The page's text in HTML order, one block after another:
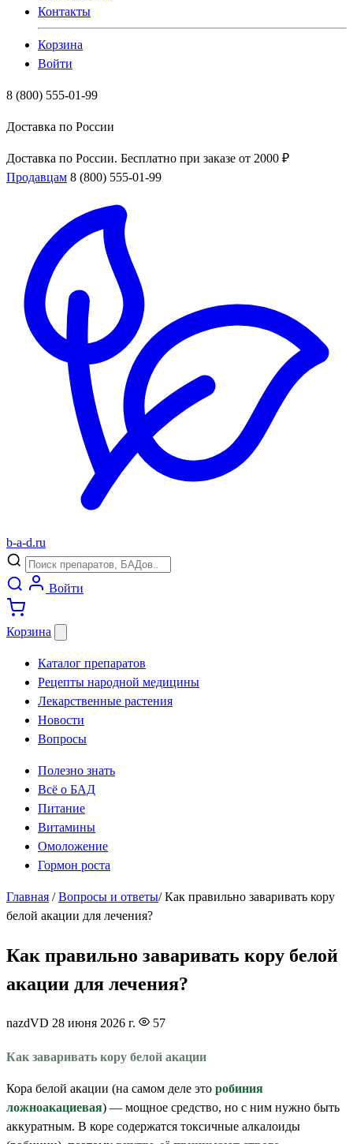
Контакты
Корзина
Войти
8 (800) 555-01-99
Доставка по России
Доставка по России. Бесплатно при заказе от 2000 ₽
Продавцам 8 (800) 555-01-99
b-a-d.ru
Войти
Корзина
Каталог препаратов
Рецепты народной медицины
Лекарственные растения
Новости
Вопросы
Полезно знать
Всё о БАД
Питание
Витамины
Омоложение
Гормон роста
Главная / Вопросы и ответы/ Как правильно заваривать кору
белой акации для лечения?
Как правильно заваривать кору белой
акации для лечения?
nazdVD 28 июня 2026 г. 57
Как заваривать кору белой акации
Кора белой акации (на самом деле это робиния
ложноакациевая) — мощное средство, но с ним нужно быть
аккуратным. В коре содержатся токсичные алкалоиды